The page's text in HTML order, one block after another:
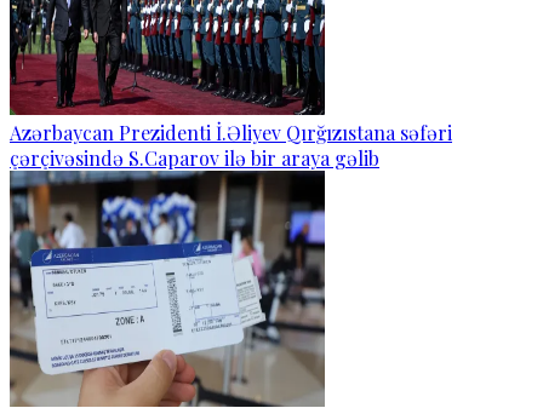
Azərbaycan Prezidenti İ.Əliyev Qırğızıstana səfəri
çərçivəsində S.Caparov ilə bir araya gəlib